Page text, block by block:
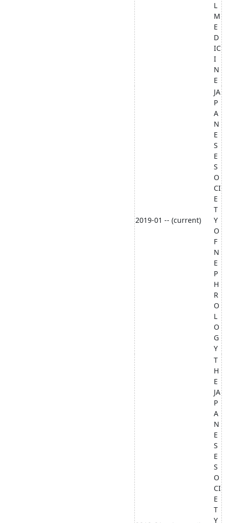
L
M
E
D
IC
I
N
E
2019-01 -- (current)
JA
P
A
N
E
S
E
S
O
CI
E
T
Y
O
F
N
E
P
H
R
O
L
O
G
Y
T
H
E
JA
P
A
N
E
S
E
S
O
CI
E
T
Y